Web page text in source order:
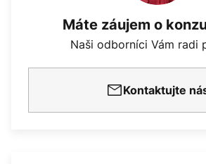
Máte záujem o
Naši odborníci Vám radi
Kontaktujte